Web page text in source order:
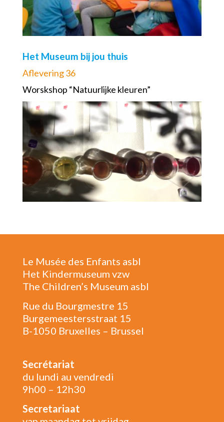
Het Museum bij jou thuis
Aflevering 36
Worskshop “Natuurlijke kleuren”
Le Musée des Enfants asbl
Het Kindermuseum vzw
The Children’s Museum asbl
Rue du Bourgmestre 15
Burgemeestersstraat 15
B-1050 Bruxelles – Brussel
Secrétariat
du lundi au vendredi
9h00 – 12h30
Secretariaat